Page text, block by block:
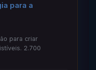
para a
para criar
2.700